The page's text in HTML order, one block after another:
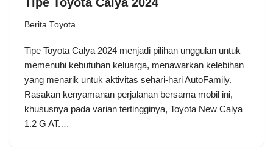
Berita Toyota
Tipe Toyota Calya 2024 menjadi pilihan unggulan untuk
memenuhi kebutuhan keluarga, menawarkan kelebihan
yang menarik untuk aktivitas sehari-hari AutoFamily.
Rasakan kenyamanan perjalanan bersama mobil ini,
khususnya pada varian tertingginya, Toyota New Calya
1.2 G AT.…